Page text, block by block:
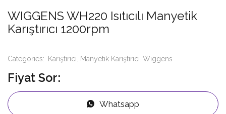
WIGGENS WH220 Isıtıcılı Manyetik
Karıştırıcı 1200rpm
Categories: Karıştırıcı Manyetik Karıştırıcı Wiggens
Fiyat Sor:
Whatsapp